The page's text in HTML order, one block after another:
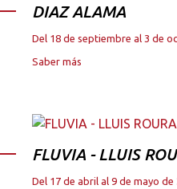
DIAZ ALAMA
Del 18 de septiembre al 3 de
Saber más
FLUVIA - LLUIS
Del 17 de abril al 9 de mayo de